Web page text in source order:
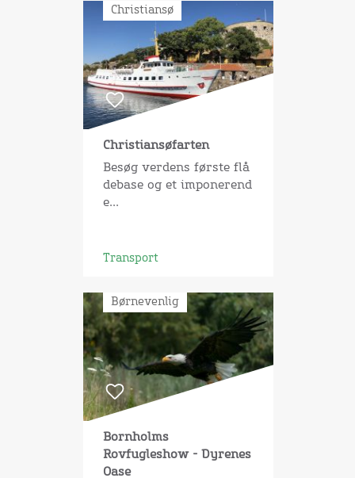
Christiansø
Christiansøfarten
Besøg verdens første flå
debase og et imponerend
e...
Transport
Børnevenlig
Bornholms
Rovfugleshow - Dyrenes
Oase